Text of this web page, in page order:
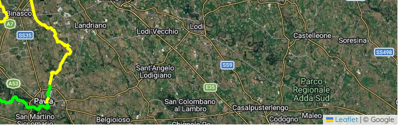
Leaflet | © Google